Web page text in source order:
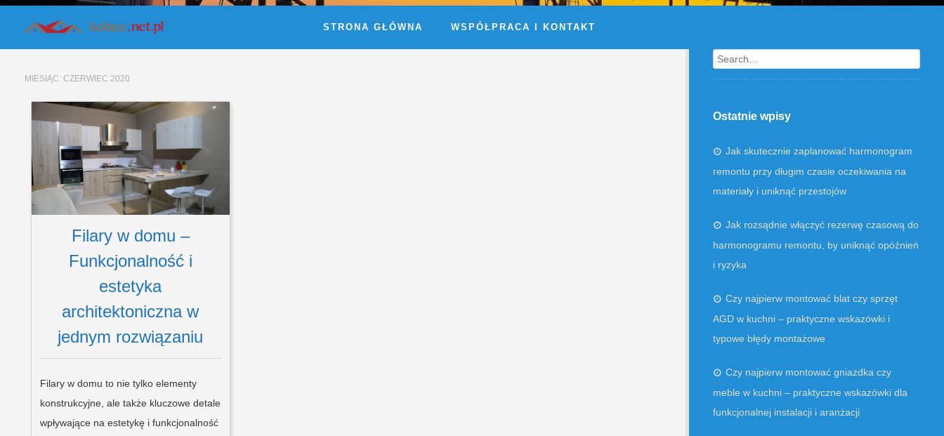
STRONA GŁÓWNA WSPÓŁPRACA I KONTAKT
MIESIĄC: CZERWIEC 2020
Filary w domu –
Funkcjonalność i
estetyka
architektoniczna w
jednym rozwiązaniu
Filary w domu to nie tylko elementy
konstrukcyjne, ale także kluczowe detale
wpływające na estetykę i funkcjonalność
Search
Ostatnie wpisy
Jak skutecznie zaplanować harmonogram
remontu przy długim czasie oczekiwania na
materiały i uniknąć przestojów
Jak rozsądnie włączyć rezerwę czasową do
harmonogramu remontu, by uniknąć opóźnień
i ryzyka
Czy najpierw montować blat czy sprzęt
AGD w kuchni – praktyczne wskazówki i
typowe błędy montażowe
Czy najpierw montować gniazdka czy
meble w kuchni – praktyczne wskazówki dla
funkcjonalnej instalacji i aranżacji